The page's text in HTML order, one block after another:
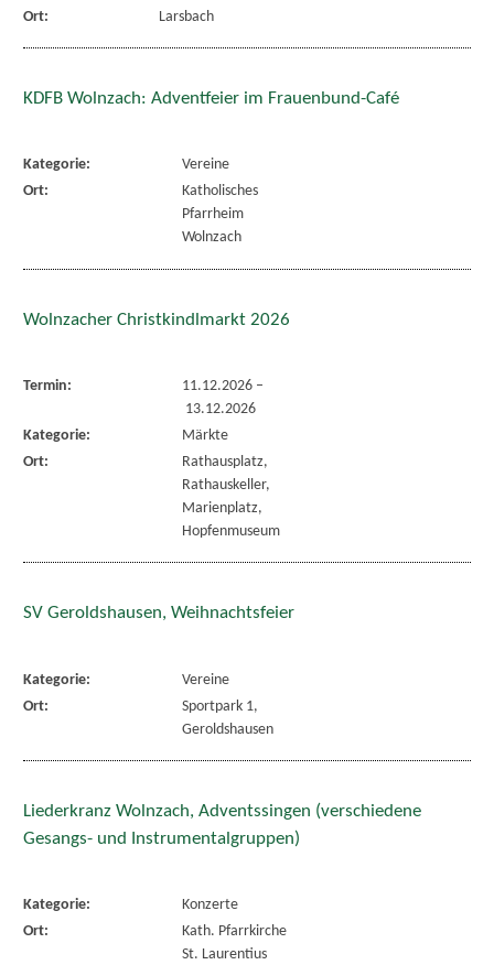
Ort:
Larsbach
KDFB Wolnzach: Adventfeier im Frauenbund-Café
Kategorie:
Vereine
Ort:
Katholisches
Pfarrheim
Wolnzach
Wolnzacher Christkindlmarkt 2026
Termin: 11.12.2026–
13.12.2026
Kategorie:
Märkte
Ort:
Rathausplatz,
Rathauskeller,
Marienplatz,
Hopfenmuseum
SV Geroldshausen, Weihnachtsfeier
Kategorie:
Vereine
Ort:
Sportpark 1,
Geroldshausen
Liederkranz Wolnzach, Adventssingen (verschiedene
Gesangs- und Instrumentalgruppen)
Kategorie:
Konzerte
Ort:
Kath. Pfarrkirche
St. Laurentius